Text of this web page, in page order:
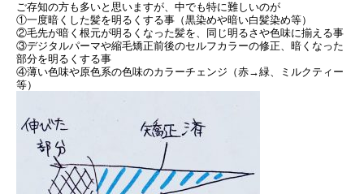
ご存知の方も多いと思いますが、中でも特に難しいのが
①一度暗くした髪を明るくする事（黒染めや暗い白髪染め等）
②毛先が暗く根元が明るくなった髪を、同じ明るさや色味に揃える事
③デジタルパーマや縮毛矯正前後のセルフカラーの修正、暗くなった
部分を明るくする事
④薄い色味や原色系の色味のカラーチェンジ（赤→緑、ミルクティー
等）